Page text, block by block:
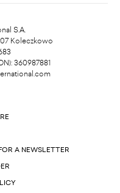
S.A.
Koleczkowo
360987881
A NEWSLETTER